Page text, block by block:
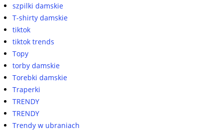
szpilki damskie
T-shirty damskie
tiktok
tiktok trends
Topy
torby damskie
Torebki damskie
Traperki
TRENDY
TRENDY
Trendy w ubraniach